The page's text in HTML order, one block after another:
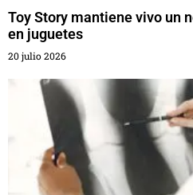
Toy Story mantiene vivo un
en juguetes
20 julio 2026